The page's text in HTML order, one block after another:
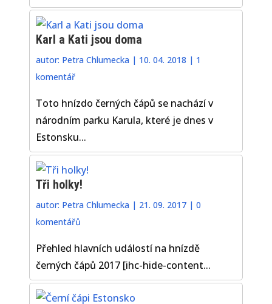
Karl a Kati jsou doma
autor: Petra Chlumecka | 10. 04. 2018 | 1
komentář
Toto hnízdo černých čápů se nachází v
národním parku Karula, které je dnes v
Estonsku...
Tři holky!
autor: Petra Chlumecka | 21. 09. 2017 |0
komentářů
Přehled hlavních událostí na hnízdě
černých čápů 2017 [ihc-hide-content...